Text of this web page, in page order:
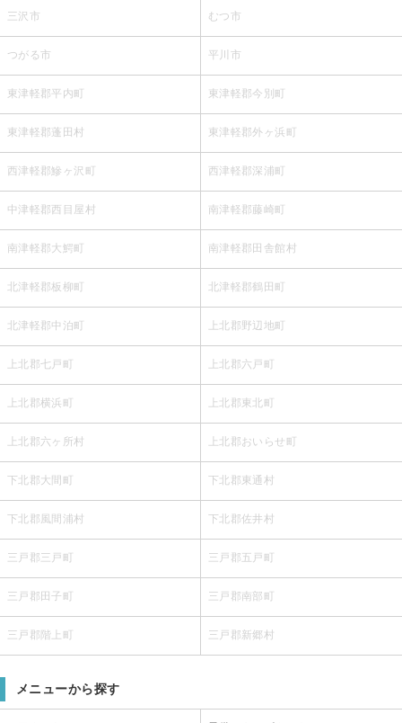
三沢市 むつ市
つがる市 平川市
東津軽郡平内町 東津軽郡今別町
東津軽郡蓬田村 東津軽郡外ヶ浜町
西津軽郡鰺ヶ沢町 西津軽郡深浦町
中津軽郡西目屋村 南津軽郡藤崎町
南津軽郡大鰐町 南津軽郡田舎館村
北津軽郡板柳町 北津軽郡鶴田町
北津軽郡中泊町 上北郡野辺地町
上北郡七戸町 上北郡六戸町
上北郡横浜町 上北郡東北町
上北郡六ヶ所村 上北郡おいらせ町
下北郡大間町 下北郡東通村
下北郡風間浦村 下北郡佐井村
三戸郡三戸町 三戸郡五戸町
三戸郡田子町 三戸郡南部町
三戸郡階上町 三戸郡新郷村
メニューから探す